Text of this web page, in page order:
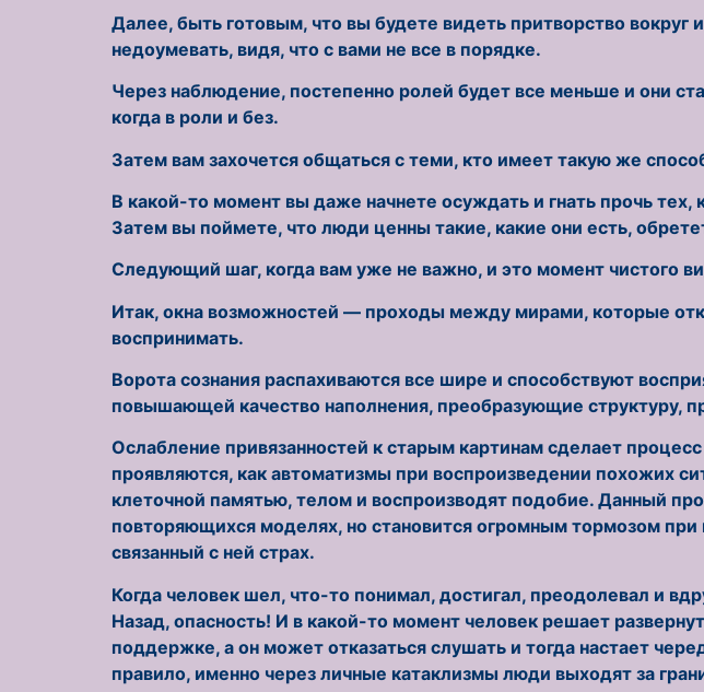
Далее, быть готовым, что вы будете видеть притворство вокруг
недоумевать, видя, что с вами не все в порядке.
Через наблюдение, постепенно ролей будет все меньше и они
когда в роли и без.
Затем вам захочется общаться с теми, кто имеет такую же
В какой-то момент вы даже начнете осуждать и гнать прочь тех,
Затем вы поймете, что люди ценны такие, какие они есть,
Следующий шаг, когда вам уже не важно, и это момент чистого
Итак, окна возможностей — проходы между мирами, которые
воспринимать.
Ворота сознания распахиваются все шире и способствуют
повышающей качество наполнения, преобразующие структуру,
Ослабление привязанностей к старым картинам сделает
проявляются, как автоматизмы при воспроизведении похожих
клеточной памятью, телом и воспроизводят подобие. Данный
повторяющихся моделях, но становится огромным тормозом при
связанный с ней страх.
Когда человек шел, что-то понимал, достигал, преодолевал и
Назад, опасность! И в какой-то момент человек решает
поддержке, а он может отказаться слушать и тогда настает
правило, именно через личные катаклизмы люди выходят за